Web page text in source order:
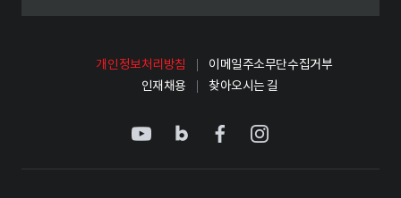
개인정보처리방침
이메일주소무단수집거부
인재채용
찾아오시는 길